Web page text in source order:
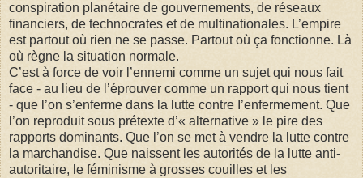
conspiration planétaire de gouvernements, de réseaux
financiers, de technocrates et de multinationales. L’empire
est partout où rien ne se passe. Partout où ça fonctionne. Là
où règne la situation normale.
C’est à force de voir l’ennemi comme un sujet qui nous fait
face - au lieu de l’éprouver comme un rapport qui nous tient
- que l’on s’enferme dans la lutte contre I’enfermement. Que
l’on reproduit sous prétexte d’« alternative » le pire des
rapports dominants. Que l’on se met à vendre la lutte contre
la marchandise. Que naissent les autorités de la lutte anti-
autoritaire, le féminisme à grosses couilles et les